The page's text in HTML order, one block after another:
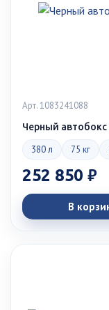
Арт. 1083241088
Черный
380 л 75 кг
252 850 ₽
В